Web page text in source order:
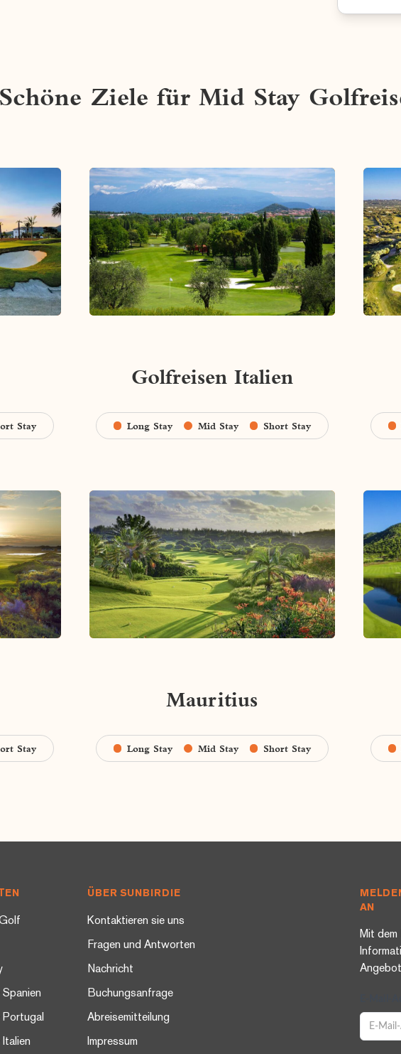
Schöne Ziele für Mid Stay
Stay
Golfreisen Italien
Long Stay Mid Stay Short Stay
Stay
Mauritius
Long Stay Mid Stay Short Stay
Portugal
ÜBER SUNBIRDIE
Kontaktieren sie uns
Fragen und Antworten
Nachricht
Buchungsanfrage
Abreisemitteilung
Impressum
AN
Mit